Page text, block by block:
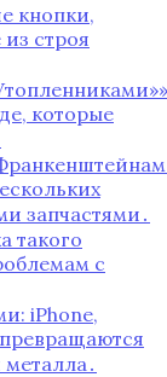
кнопки,
строя
которые
запчастями․
такого
с
iPhone,